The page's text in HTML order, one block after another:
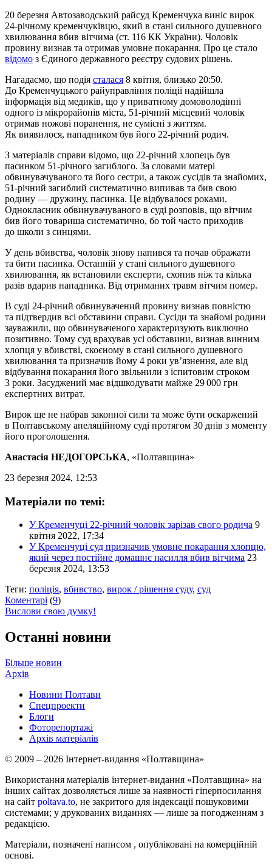
20 березня Автозаводський райсуд Кременчука виніс вирок
24-річному кременчуківцю, який в стані сильного душевного
хвилювання вбив вітчима (ст. 116 КК України). Чоловік
провину визнав та отримав умовне покарання. Про це стало
відомо з Єдиного державного реєстру судових рішень.
Нагадаємо, що подія сталася 8 квітня, близько 20:50.
До Кременчуцького райуправління поліції надійшла
інформація від медиків, що у приватному домоволодінні
одного із мікрорайонів міста, 51-річний місцевий чоловік
отримав ножові поранення, не сумісні з життям.
Як виявилося, нападником був його 22-річний родич.
З матеріалів справи відомо, що 22-річний хлопець був
пасинком 51-річного загиблого. За словами матері
обвинувачуваного та його сестри, а також сусідів та знайомих,
51-річний загиблий систематично випивав та бив свою
родину — дружину, пасинка. Це відбувалося роками.
Однокласник обвинувачуваного в суді розповів, що вітчим
бив його товариша систематично, бо той часто приходив
до школи з синцями.
У день вбивства, чоловік знову напився та почав ображати
та бити пасинка. Останній у стані сильного душевного
хвилювання, як встановили експерти, схопив ніж та кілька
разів вдарив нападника. Від отриманих травм вітчим помер.
В суді 24-річний обвинувачений провину визнав повністю
та підтвердив всі обставини справи. Сусіди та знайомі родини
зауважили, що обвинуваченого характеризують виключно
позитивно. Тому суд врахував усі обставини, визнав винним
хлопця у вбивстві, скоєному в стані сильного душевного
хвилювання та призначив йому 4 роки ув’язнення, але від
відбування покарання його звільнили з іспитовим строком
3 роки. Засуджений має відшкодувати майже 29 000 грн
експертних витрат.
Вирок ще не набрав законної сили та може бути оскаржений
в Полтавському апеляційному суді протягом 30 днів з моменту
його проголошення.
Анастасія НЕДОГОРСЬКА, «Полтавщина»
23 березня 2024, 12:53
Матеріали по темі:
У Кременчуці 22-річний чоловік зарізав свого родича 9
квітня 2022, 17:34
У Кременчуці суд призначив умовне покарання хлопцю,
який через постійне домашнє насилля вбив вітчима 23
березня 2024, 13:53
Теги: поліція, вбивство, вирок / рішення суду, суд
Коментарі (9)
Вислови свою думку!
Останні новини
Більше новин
Архів
Новини Полтави
Спецпроекти
Блоги
Фоторепортажі
Архів матеріалів
© 2009 – 2026 Інтернет-видання «Полтавщина»
Використання матеріалів інтернет-видання «Полтавщина» на
інших сайтах дозволяється лише за наявності гіперпосилання
на сайт poltava.to, не закритого для індексації пошуковими
системами; у друкованих виданнях — лише за погодженням з
редакцією.
Матеріали, позначені написом , опубліковані на комерційній
основі.